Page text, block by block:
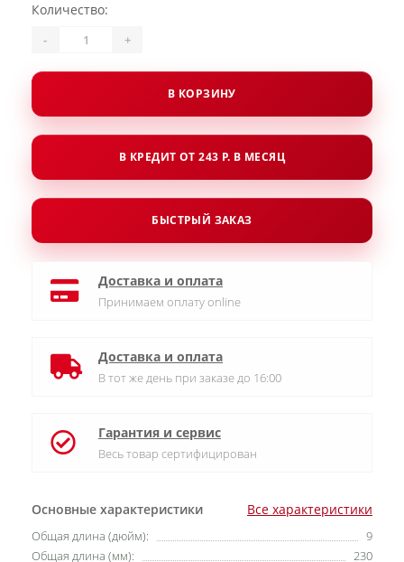
Основные характеристики Все характеристики
Общая длина (дюйм):
9
Общая длина (мм):
230
Количество:
- +
В КОРЗИНУ
В КРЕДИТ ОТ 243 Р. В МЕСЯЦ
БЫСТРЫЙ ЗАКАЗ
Доставка и оплата
Принимаем оплату online
Доставка и оплата
В тот же день при заказе до 16:00
Гарантия и сервис
Весь товар сертифицирован